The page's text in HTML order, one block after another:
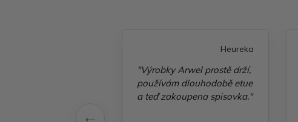
Heureka
"Výrobky Arwel prostě drží,
používám dlouhodobě etue
a teď zakoupena spisovka."